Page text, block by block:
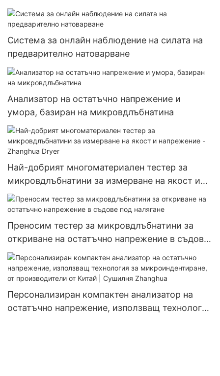
Система за онлайн наблюдение на силата на
предварително натоварване
Анализатор на остатъчно напрежение и
умора, базиран на микровдлъбнатина
Най-добрият многоматериален тестер за
микровдлъбнатини за измерване на якост и
напрежение - Zhanghua Dryer
Преносим тестер за микровдлъбнатини за
откриване на остатъчно напрежение в съдове
под налягане
Персонализиран компактен анализатор на
остатъчно напрежение, използващ технология